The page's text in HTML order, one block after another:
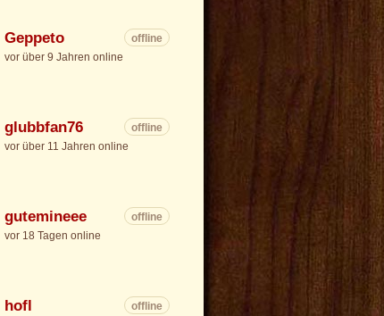
Geppeto
offline
vor über 9 Jahren online
glubbfan76
offline
vor über 11 Jahren online
gutemineee
offline
vor 18 Tagen online
hofl
offline